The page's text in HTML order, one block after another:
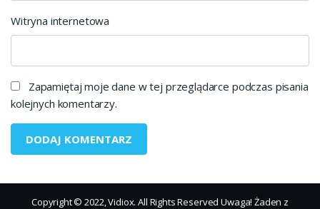
Witryna internetowa
Zapamiętaj moje dane w tej przeglądarce podczas pisania
kolejnych komentarzy.
Copyright © 2022, Vidiox. All Rights Reserved Uwaga! Żaden z